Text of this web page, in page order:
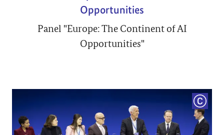
Opportunities
Panel "Europe: The Continent of AI
Opportunities"